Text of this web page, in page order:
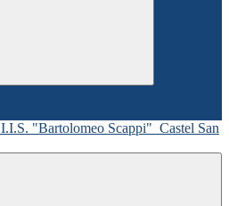
I.I.S. "Bartolomeo Scappi" Castel San